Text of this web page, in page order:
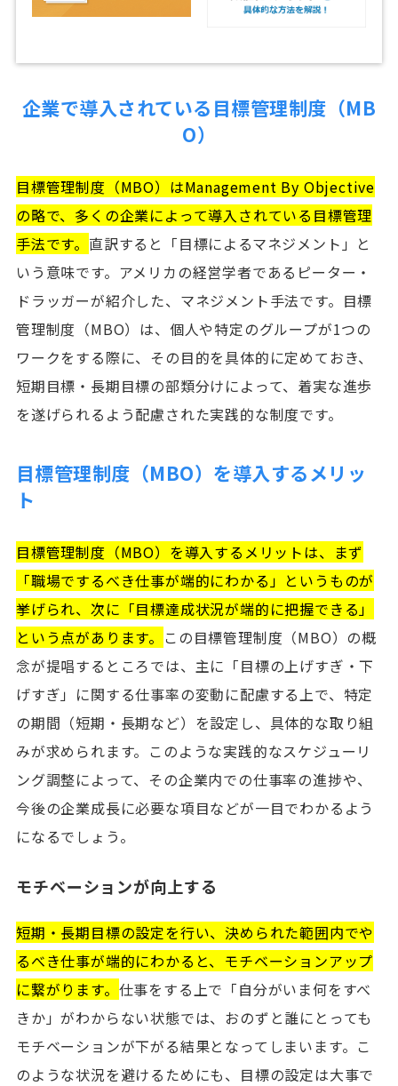
企業で導入されている目標管理制度（MB
O）
目標管理制度（MBO）はManagement By Objective
の略で、多くの企業によって導入されている目標管理
手法です。 直訳すると「目標によるマネジメント」と
いう意味です。アメリカの経営学者であるピーター・
ドラッガーが紹介した、マネジメント手法です。目標
管理制度（MBO）は、個人や特定のグループが1つの
ワークをする際に、その目的を具体的に定めておき、
短期目標・長期目標の部類分けによって、着実な進歩
を遂げられるよう配慮された実践的な制度です。
目標管理制度（MBO）を導入するメリッ
ト
目標管理制度（MBO）を導入するメリットは、まず
「職場でするべき仕事が端的にわかる」というものが
挙げられ、次に「目標達成状況が端的に把握できる」
という点があります。 この目標管理制度（MBO）の概
念が提唱するところでは、主に「目標の上げすぎ・下
げすぎ」に関する仕事率の変動に配慮する上で、特定
の期間（短期・長期など）を設定し、具体的な取り組
みが求められます。このような実践的なスケジューリ
ング調整によって、その企業内での仕事率の進捗や、
今後の企業成長に必要な項目などが一目でわかるよう
になるでしょう。
モチベーションが向上する
短期・長期目標の設定を行い、決められた範囲内でや
るべき仕事が端的にわかると、モチベーションアップ
に繋がります。 仕事をする上で「自分がいま何をすべ
きか」がわからない状態では、おのずと誰にとっても
モチベーションが下がる結果となってしまいます。こ
のような状況を避けるためにも、目標の設定は大事で